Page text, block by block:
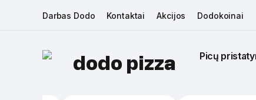
Darbas Dodo Kontaktai Akcijos Dodokoinai
dodo pizza Picų